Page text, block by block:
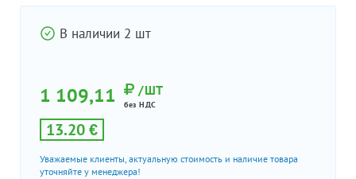
В наличии 2 шт
1 109,11 /ШТ
без НДС
13.20 €
Уважаемые клиенты, актуальную стоимость и наличие товара
уточняйте у менеджера!